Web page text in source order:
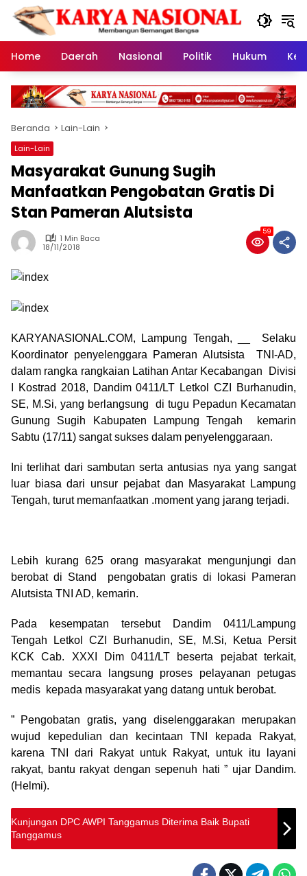
Langsung
konten
Home
Daerah Nasional Politik Hukum
Beranda Lain-Lain
Lain-Lain
Masyarakat Gunung Sugih
Manfaatkan Pengobatan Gratis Di
Stan Pameran Alutsista
1 Min Baca
18/11/2018
59
KARYANASIONAL.COM, Lampung Tengah, __ Selaku
Koordinator penyelenggara Pameran Alutsista TNI-AD,
dalam rangka rangkaian Latihan Antar Kecabangan Divisi
I Kostrad 2018, Dandim 0411/LT Letkol CZI Burhanudin,
SE, M.Si, yang berlangsung di tugu Pepadun Kecamatan
Gunung Sugih Kabupaten Lampung Tengah kemarin
Sabtu (17/11) sangat sukses dalam penyelenggaraan.
Ini terlihat dari sambutan serta antusias nya yang sangat
luar biasa dari unsur pejabat dan Masyarakat Lampung
Tengah, turut memanfaatkan .moment yang jarang terjadi.
Lebih kurang 625 orang masyarakat mengunjungi dan
berobat di Stand pengobatan gratis di lokasi Pameran
Alutsista TNI AD, kemarin.
Pada kesempatan tersebut Dandim 0411/Lampung
Tengah Letkol CZI Burhanudin, SE, M.Si, Ketua Persit
KCK Cab. XXXI Dim 0411/LT beserta pejabat terkait,
memantau secara langsung proses pelayanan petugas
medis kepada masyarakat yang datang untuk berobat.
” Pengobatan gratis, yang diselenggarakan merupakan
wujud kepedulian dan kecintaan TNI kepada Rakyat,
karena TNI dari Rakyat untuk Rakyat, untuk itu layani
rakyat, bantu rakyat dengan sepenuh hati ” ujar Dandim.
(Helmi).
Kunjungan DPC AWPI Tanggamus Diterima Baik Bupati
Tanggamus